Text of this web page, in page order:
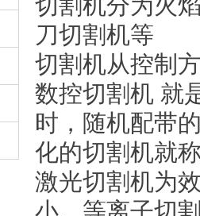
切割机分为火
刀切割机等
切割机从控制
数控切割机 就
时，随机配带
化的切割机就
激光切割机为